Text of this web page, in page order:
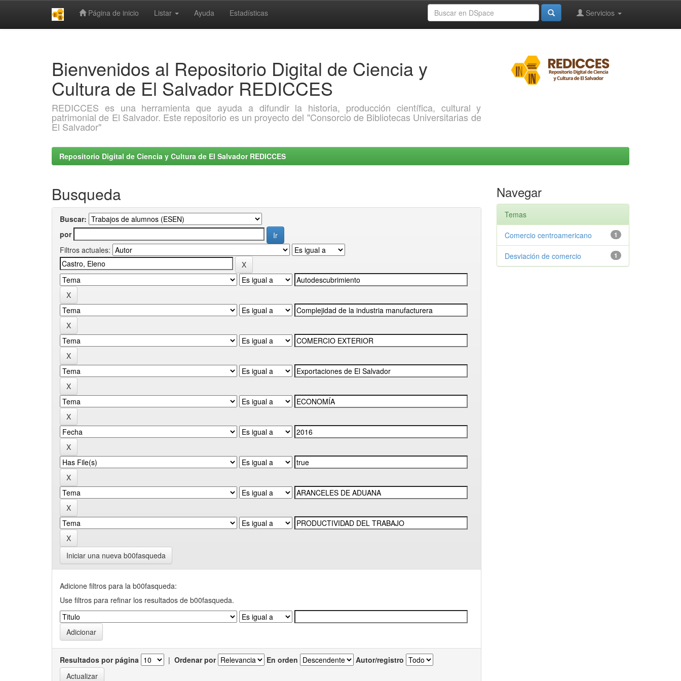
Página de inicio Listar Ayuda Estadísticas Servicios
Bienvenidos al Repositorio Digital de Ciencia y
Cultura de El Salvador REDICCES
REDICCES es una herramienta que ayuda a difundir la historia, producción científica, cultural y
patrimonial de El Salvador. Este repositorio es un proyecto del "Consorcio de Bibliotecas Universitarias de
El Salvador"
Repositorio Digital de Ciencia y Cultura de El Salvador REDICCES
Busqueda
Buscar:
por
Filtros actuales:
Iniciar una nueva b00fasqueda
Adicione filtros para la b00fasqueda:
Use filtros para refinar los resultados de b00fasqueda.
Resultados por página | Ordenar por En orden Autor/registro
Navegar
Temas
1
Comercio centroamericano
1
Desviación de comercio